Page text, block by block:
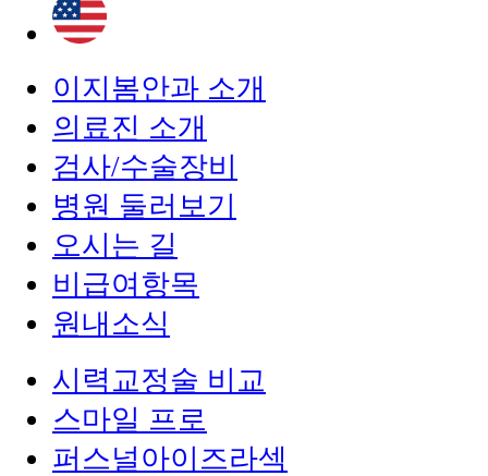
이지봄안과 소개
의료진 소개
검사/수술장비
병원 둘러보기
오시는 길
비급여항목
원내소식
시력교정술 비교
스마일 프로
퍼스널아이즈라섹